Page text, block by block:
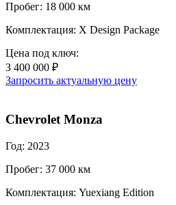
Пробег: 18 000 км
Комплектация: X Design Package
Цена под ключ:
3 400 000 ₽
Запросить актуальную цену
Chevrolet Monza
Год: 2023
Пробег: 37 000 км
Комплектация: Yuexiang Edition